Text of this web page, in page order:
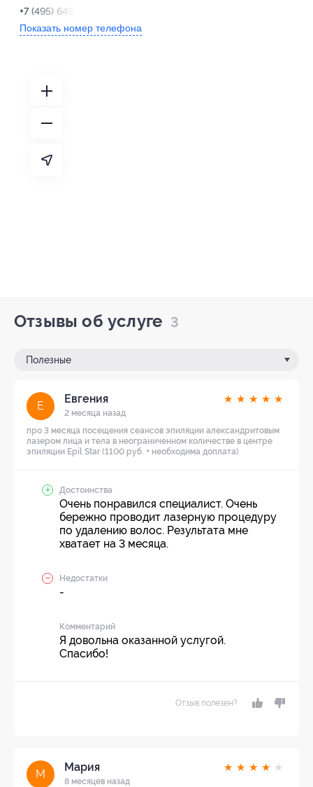
+7 (495) 649-05-28
Показать номер телефона
Отзывы об услуге 3
Полезные
Е
Евгения
2 месяца назад
★ ★ ★ ★ ★
про 3 месяца посещения сеансов эпиляции александритовым
лазером лица и тела в неограниченном количестве в центре
эпиляции Epil Star (1100 руб. + необходима доплата)
Достоинства
Очень понравился специалист. Очень
бережно проводит лазерную процедуру
по удалению волос. Результата мне
хватает на 3 месяца.
Недостатки
-
Комментарий
Я довольна оказанной услугой.
Спасибо!
Отзыв полезен?
М
Мария
8 месяцев назад
★ ★ ★ ★ ★